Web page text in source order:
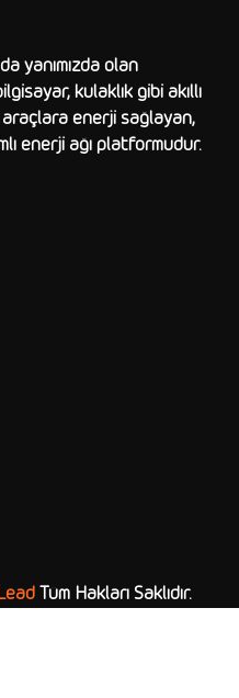
yanımızda olan
kulaklık gibi akıllı
enerji sağlayan,
enerji ağı platformudur.
Tüm Hakları Saklıdır.